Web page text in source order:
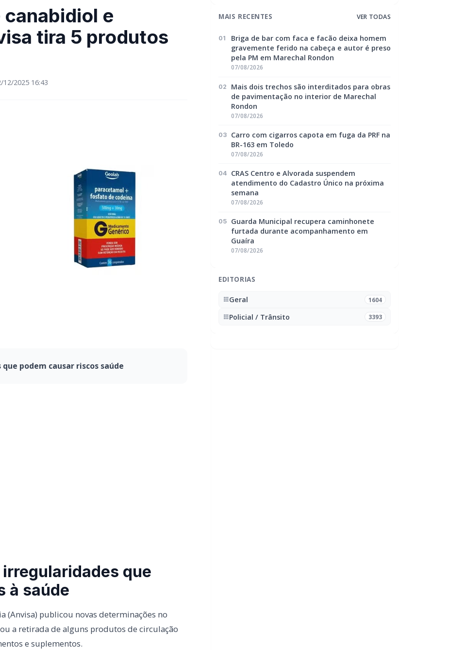
e
tira 5 produtos
12/2025 16:43
podem causar riscos saúde
e suplementos.
“zumbidos” no ouvido, por comprovação
sem registro, notificação ou cadastro.
MAIS RECENTES VER TODAS
01
Briga de bar com faca e facão deixa homem
gravemente ferido na cabeça e autor é preso
pela PM em Marechal Rondon
07/08/2026
02
Mais dois trechos são interditados para obras
de pavimentação no interior de Marechal
Rondon
07/08/2026
03
Carro com cigarros capota em fuga da PRF na
BR-163 em Toledo
07/08/2026
04
CRAS Centro e Alvorada suspendem
atendimento do Cadastro Único na próxima
semana
07/08/2026
05
Guarda Municipal recupera caminhonete
furtada durante acompanhamento em
Guaíra
07/08/2026
EDITORIAS
Geral 1604
Policial / Trânsito 3393